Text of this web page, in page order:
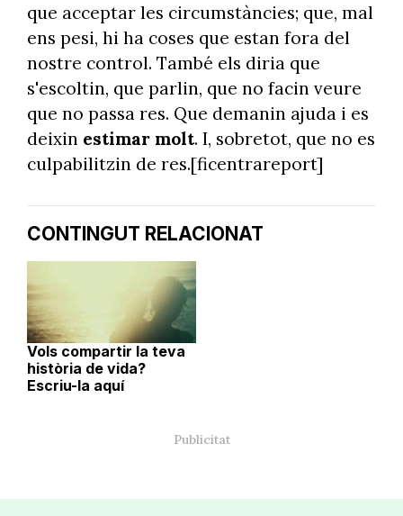
que acceptar les circumstàncies; que, mal
ens pesi, hi ha coses que estan fora del
nostre control. També els diria que
s'escoltin, que parlin, que no facin veure
que no passa res. Que demanin ajuda i es
deixin estimar molt. I, sobretot, que no es
culpabilitzin de res.[ficentrareport]
CONTINGUT RELACIONAT
Vols compartir la teva
història de vida?
Escriu-la aquí